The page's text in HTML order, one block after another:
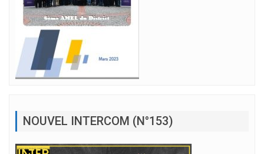
NOUVEL INTERCOM (N°153)